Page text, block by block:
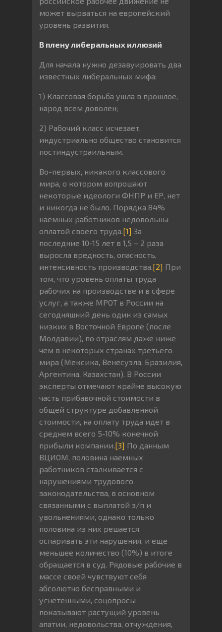
может вырваться на европейский
уровень развития.
В плену либеральных иллюзий
Для начала нужно дезавуировать два
известных либеральных мифа:
1) Классовая борьба ушла в прошлое,
народ всем доволен;
2) Рабочий класс исчезает,
индустриально общество становится
постиндустраильным.
Во-первых, никакого классового
мира, о котором вопрошают
некоторые идеологи ФНПР и ЕР, нет
и никогда не было. Порядка 84%
наёмных работников недовольны
оплатой своего труда.[1] За
последние 10-15 лет в 1,5 – 2 раза
выросла вредность, опасность,
интенсивность производства.[2] При
том, что уровень оплаты труда
рабочих на производстве и в сфере
услуг, а также МРОТ в России на
сегодняшний день один из самых
низких в Восточной Европе (после
Молдавии), по отраслям даже ниже
чем в некоторых странах третьего
мира (Мексика, Венесуэла, Бразилия,
Аргентина, Казахстан). В России
эксперты отмечают крайне высокую
часть прибавочной стоимости в
общей структуре добавленной
стоимости, на оплату труда идет в
среднем всего 5-10% конечной
прибыли компании.[3] По данным
ВЦИОМ, половина наемных
работников сталкивается с
нарушениями трудового
законодательства, в основном
связанными с выплатой з/п и
увольнениями, однако только
половина из них решается
оспаривать эти нарушения, и еще
меньшее количество (10%) в итоге
обращается в суд. Рядовые рабочие в
массе своей чувствуют себя
абсолютно бесправными и
угнетенными, соцопросы
показывают растущий уровень
апатии, недовольства, отчуждения,